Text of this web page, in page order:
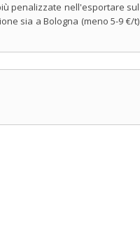
penalizzate nell'esportare sul
sia a Bologna (meno 5-9 €/t)